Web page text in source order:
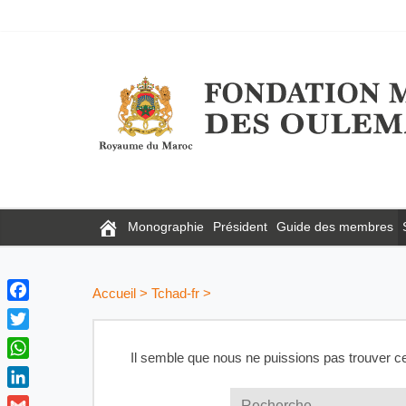
Monographie Président Guide des membres
Accueil> Tchad-fr>
Il semble que nous ne puissions pas trouver
F
a
c
e
b
T
w
i
W
h
L